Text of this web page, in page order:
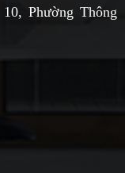
Phường Thông